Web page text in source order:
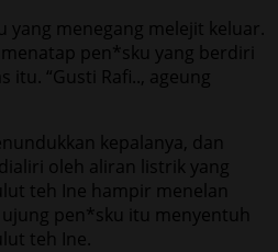
yang menegang melejit keluar.
pen*sku yang berdiri
itu. “Gusti Rafi.., ageung
kepalanya, dan
oleh aliran listrik yang
teh Ine hampir menelan
pen*sku itu menyentuh
teh Ine.